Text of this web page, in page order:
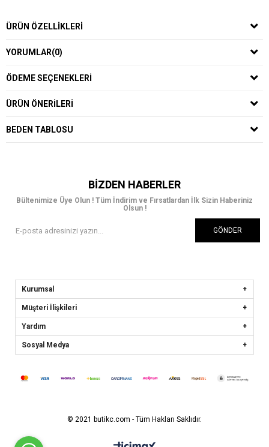
ÜRÜN ÖZELLIKLERI
YORUMLAR(0)
ÖDEME SEÇENEKLERI
ÜRÜN ÖNERILERI
BEDEN TABLOSU
BIZDEN HABERLER
Bültenimize Üye Olun ! Tüm İndirim ve Fırsatlardan İlk Sizin Haberiniz
Olsun !
GÖNDER
Kurumsal
Müşteri İlişkileri
Yardım
Sosyal Medya
© 2021 butikc.com - Tüm Hakları Saklıdır.